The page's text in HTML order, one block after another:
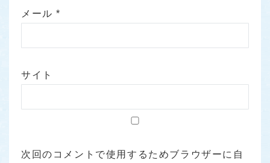
メール*
サイト
次回のコメントで使用するためブラウザーに自